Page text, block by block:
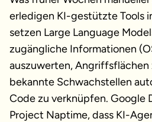
erledigen KI-gestützte Tools
setzen Large Language
zugängliche Informationen
auszuwerten, Angriffsflächen
bekannte Schwachstellen
Code zu verknüpfen. Google
Project Naptime, dass KI-